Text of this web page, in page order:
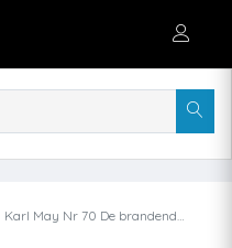
Karl May Nr 70 De brandende prairie 1981 Softcover Eerste druk